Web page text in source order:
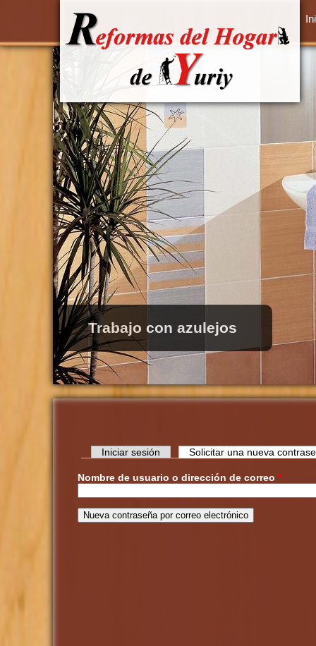
Decoracion con ladrillo
Solapas principales
Iniciar sesión Solicitar una nueva
Nombre de usuario o dirección de correo *